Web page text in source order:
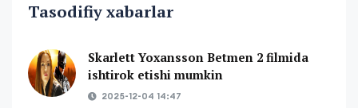
Tasodifiy xabarlar
Skarlett Yoxansson Betmen 2 filmida
ishtirok etishi mumkin
2025-12-04 14:47